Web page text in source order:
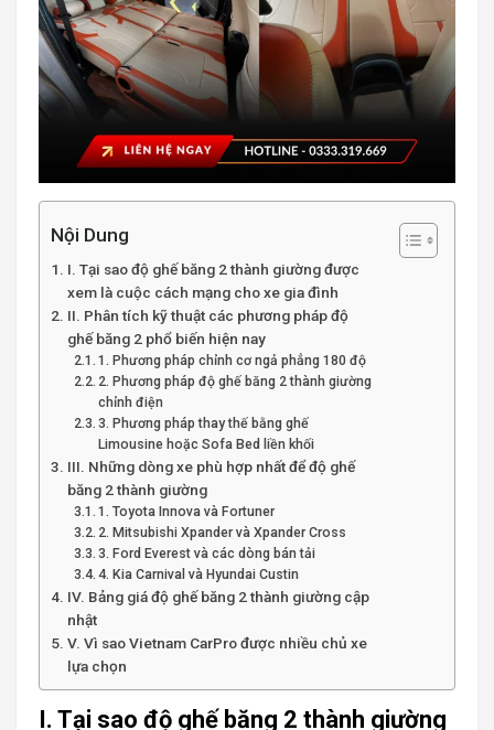
Nội Dung
I. Tại sao độ ghế băng 2 thành giường được
xem là cuộc cách mạng cho xe gia đình
II. Phân tích kỹ thuật các phương pháp độ
ghế băng 2 phổ biến hiện nay
1. Phương pháp chỉnh cơ ngả phẳng 180 độ
2. Phương pháp độ ghế băng 2 thành giường
chỉnh điện
3. Phương pháp thay thế bằng ghế
Limousine hoặc Sofa Bed liền khối
III. Những dòng xe phù hợp nhất để độ ghế
băng 2 thành giường
1. Toyota Innova và Fortuner
2. Mitsubishi Xpander và Xpander Cross
3. Ford Everest và các dòng bán tải
4. Kia Carnival và Hyundai Custin
IV. Bảng giá độ ghế băng 2 thành giường cập
nhật
V. Vì sao Vietnam CarPro được nhiều chủ xe
lựa chọn
I. Tại sao độ ghế băng 2 thành giường